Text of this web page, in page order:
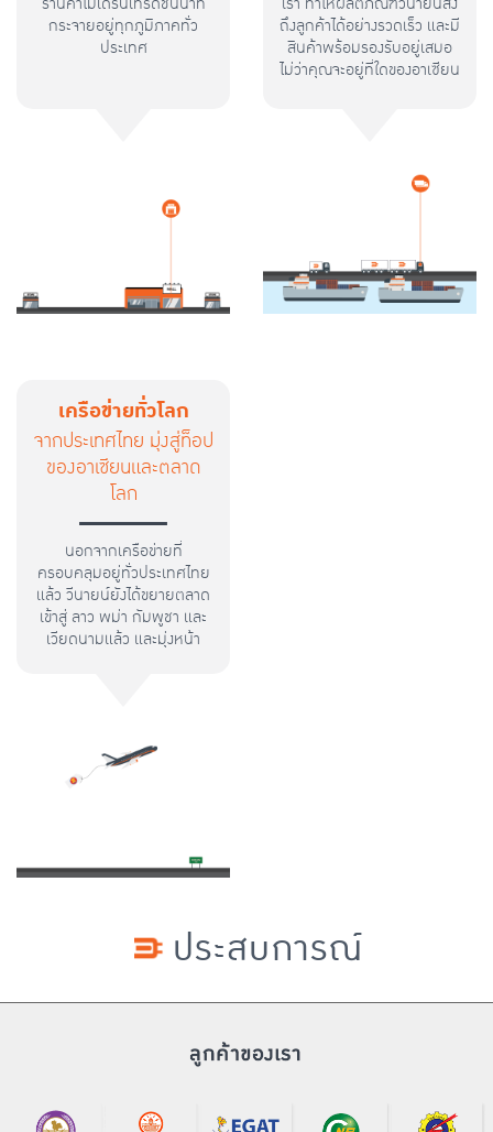
กระจายอยู่ทุกภูมิภาคทั่ว
ประเทศ
ถึงลูกค้าได้อย่างรวดเร็ว และมี
สินค้าพร้อมรองรับอยู่เสมอ
ไม่ว่าคุณจะอยู่ที่ใดของอาเซียน
เครือข่ายทั่วโลก
จากประเทศไทย มุ่งสู่ท็อป
ของอาเซียนและตลาด
โลก
นอกจากเครือข่ายที่
ครอบคลุมอยู่ทั่วประเทศไทย
แล้ว วีนายน์ยังได้ขยายตลาด
เข้าสู่ ลาว พม่า กัมพูชา และ
เวียดนามแล้ว และมุ่งหน้า
ประสบการณ์